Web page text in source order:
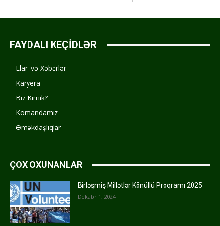
FAYDALI KEÇİDLƏR
Elan və Xəbərlər
Karyera
Biz Kimik?
Komandamız
Əməkdaşlıqlar
ÇOX OXUNANLAR
Birləşmiş Millətlər Könüllü Proqramı 2025
Dekabr 1, 2024